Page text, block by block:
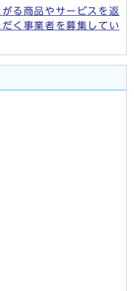
る商品やサービスを返
く事業者を募集してい